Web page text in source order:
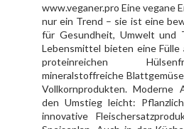
www.veganer.pro Eine vegane
nur ein Trend – sie ist eine
für Gesundheit, Umwelt und
Lebensmittel bieten eine
proteinreichen
mineralstoffreiche
Vollkornprodukten. Moderne
den Umstieg leicht:
innovative